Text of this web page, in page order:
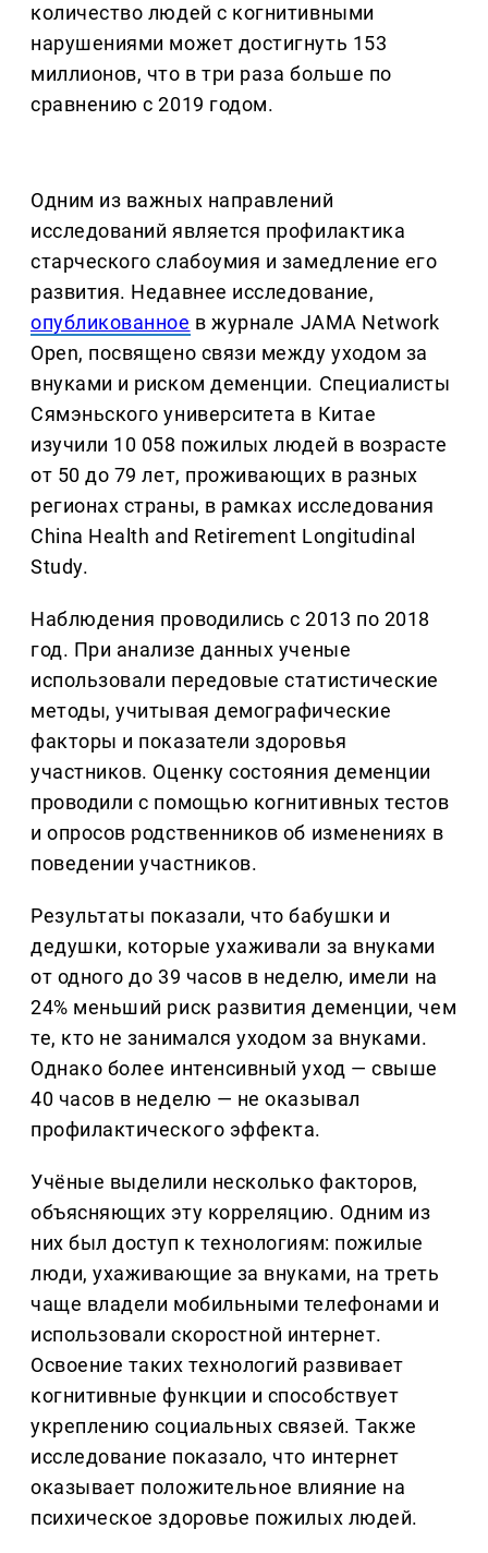
количество людей с когнитивными
нарушениями может достигнуть 153
миллионов, что в три раза больше по
сравнению с 2019 годом.
Одним из важных направлений
исследований является профилактика
старческого слабоумия и замедление его
развития. Недавнее исследование,
опубликованное в журнале JAMA Network
Open, посвящено связи между уходом за
внуками и риском деменции. Специалисты
Сямэньского университета в Китае
изучили 10 058 пожилых людей в возрасте
от 50 до 79 лет, проживающих в разных
регионах страны, в рамках исследования
China Health and Retirement Longitudinal
Study.
Наблюдения проводились с 2013 по 2018
год. При анализе данных ученые
использовали передовые статистические
методы, учитывая демографические
факторы и показатели здоровья
участников. Оценку состояния деменции
проводили с помощью когнитивных тестов
и опросов родственников об изменениях в
поведении участников.
Результаты показали, что бабушки и
дедушки, которые ухаживали за внуками
от одного до 39 часов в неделю, имели на
24% меньший риск развития деменции, чем
те, кто не занимался уходом за внуками.
Однако более интенсивный уход — свыше
40 часов в неделю — не оказывал
профилактического эффекта.
Учёные выделили несколько факторов,
объясняющих эту корреляцию. Одним из
них был доступ к технологиям: пожилые
люди, ухаживающие за внуками, на треть
чаще владели мобильными телефонами и
использовали скоростной интернет.
Освоение таких технологий развивает
когнитивные функции и способствует
укреплению социальных связей. Также
исследование показало, что интернет
оказывает положительное влияние на
психическое здоровье пожилых людей.